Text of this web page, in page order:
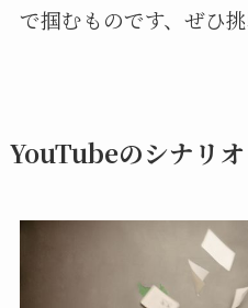
で掴むものです、ぜひ
YouTubeのシナリ